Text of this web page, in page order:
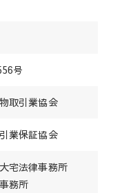
号
取引業協会
業保証協会
法律事務所
務所